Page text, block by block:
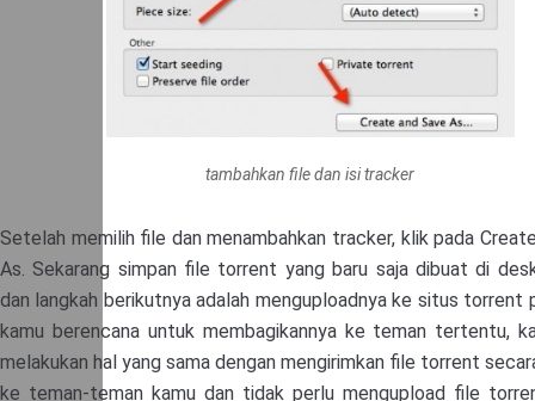
tambahkan file dan isi tracker
Setelah memilih file dan menambahkan tracker, klik pada
As. Sekarang simpan file torrent yang baru saja dibuat di
dan langkah berikutnya adalah menguploadnya ke situs torrent
kamu berencana untuk membagikannya ke teman tertentu,
melakukan hal yang sama dengan mengirimkan file torrent
ke teman-teman kamu dan tidak perlu mengupload file